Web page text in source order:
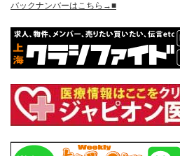
バックナンバーはこちら→■